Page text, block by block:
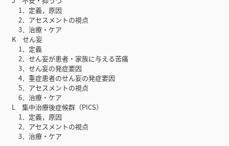
1．定義，原因
2．アセスメントの視点
3．治療・ケア
K せん妄
1．定義
2．せん妄が患者・家族に与える苦痛
3．せん妄の発症要因
4．重症患者のせん妄の発症要因
5．アセスメントの視点
6．治療・ケア
L 集中治療後症候群（PICS）
1．定義，原因
2．アセスメントの視点
3．治療・ケア